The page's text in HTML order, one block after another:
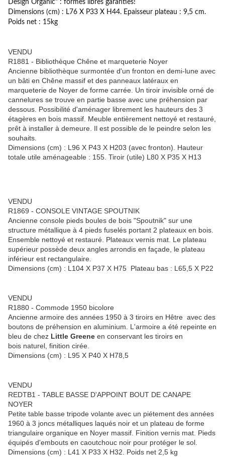
Design Organic" : formes libres garanties!
Dimensions (cm) : L76 X P33 X H44. Epaisseur plateau : 9,5 cm.
Poids net : 15kg
VENDU
R1881 - Bibliothèque Chêne et marqueterie Noyer
Ancienne bibliothèque surmontée d'un fronton en demi-lune avec
un bâti en Chêne massif et des panneaux latéraux en
marqueterie de Noyer de forme carrée. Un tiroir invisible orné de
cannelures se trouve en partie basse avec une préhension par
dessous. Possibilité d'aménager librement les hauteurs des 3
étagères en bois massif. Meuble entièrement nettoyé et restauré,
prêt à installer à demeure. Il est possible de le peindre selon les
souhaits.
Dimensions (cm) : L96 X P43 X H203 (avec fronton). Hauteur
totale utile aménageable : 155. Tiroir (utile) L80 X P35 X H13
VENDU
R1869 - CONSOLE VINTAGE SPOUTNIK
Ancienne console pieds boules de bois "Spoutnik" sur une
structure métallique à 4 pieds fuselés portant 2 plateaux en bois.
Ensemble nettoyé et restauré. Plateaux vernis mat. Le plateau
supérieur possède deux angles arrondis en façade, le plateau
inférieur est rectangulaire.
Dimensions (cm) : L104 X P37 X H75 Plateau bas : L65,5 X P22
VENDU
R1880 - Commode 1950 bicolore
Ancienne armoire des années 1950 à 3 tiroirs en Hêtre avec des
boutons de préhension en aluminium. L'armoire a été repeinte en
bleu de chez Little Greene en conservant les tiroirs en
bois naturel, finition cirée.
Dimensions (cm) : L95 X P40 X H78,5
VENDU
REDTB1 - TABLE BASSE D'APPOINT BOUT DE CANAPE
NOYER
Petite table basse tripode volante avec un piétement des années
1960 à 3 joncs métalliques laqués noir et un plateau de forme
triangulaire organique en Noyer massif. Finition vernis mat. Pieds
équipés d'embouts en caoutchouc noir pour protéger le sol.
Dimensions (cm) : L41 X P33 X H32. Poids net 2,5 kg